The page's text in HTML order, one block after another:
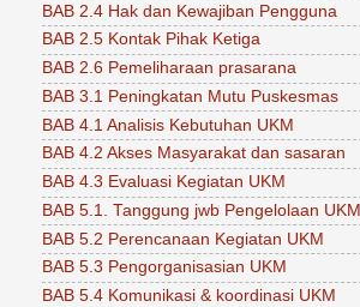
BAB 2.4 Hak dan Kewajiban Pengguna
BAB 2.5 Kontak Pihak Ketiga
BAB 2.6 Pemeliharaan prasarana
BAB 3.1 Peningkatan Mutu Puskesmas
BAB 4.1 Analisis Kebutuhan UKM
BAB 4.2 Akses Masyarakat dan sasaran
BAB 4.3 Evaluasi Kegiatan UKM
BAB 5.1. Tanggung jwb Pengelolaan UKM
BAB 5.2 Perencanaan Kegiatan UKM
BAB 5.3 Pengorganisasian UKM
BAB 5.4 Komunikasi & koordinasi UKM